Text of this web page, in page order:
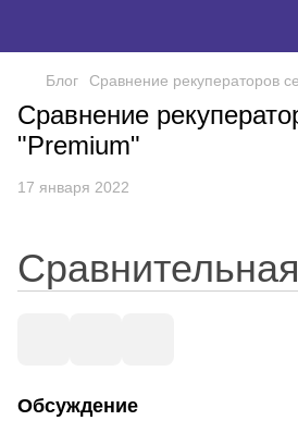
Блог Сравнение рекуператоров
Сравнение
"Premium"
17 января 2022
Обсуждение